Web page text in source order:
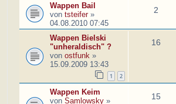
Wappen Bail
von tsteifer»
04.08.2010 07:45
2
Wappen Bielski
"unheraldisch" ?
von ostfunk »
15.09.2009 13:43
1 2
16
Wappen Keim
von Samlowsky »
15